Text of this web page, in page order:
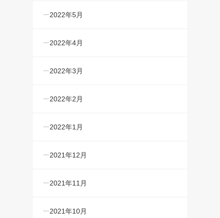
2022年5月
2022年4月
2022年3月
2022年2月
2022年1月
2021年12月
2021年11月
2021年10月